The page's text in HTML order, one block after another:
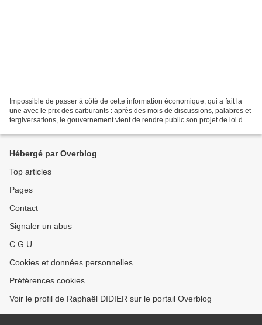
Impossible de passer à côté de cette information économique, qui a fait la
une avec le prix des carburants : après des mois de discussions, palabres et
tergiversations, le gouvernement vient de rendre public son projet de loi de
Hébergé par Overblog
Top articles
Pages
Contact
Signaler un abus
C.G.U.
Cookies et données personnelles
Préférences cookies
Voir le profil de Raphaël DIDIER sur le portail Overblog